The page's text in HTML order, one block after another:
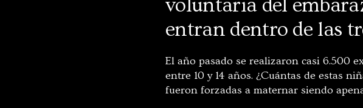
voluntaria del
entran dentro de las
El año pasado se realizaron casi 6.500
entre 10 y 14 años. ¿Cuántas de estas
fueron forzadas a maternar siendo